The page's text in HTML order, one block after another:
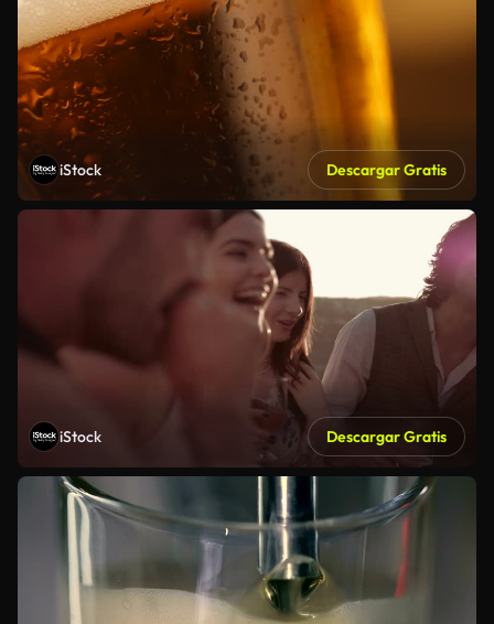
iStock Descargar Gratis
iStock Descargar Gratis